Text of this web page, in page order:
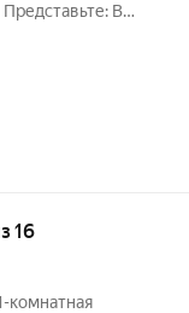
Представьте: Вы
локтями стены.
16
комнатная